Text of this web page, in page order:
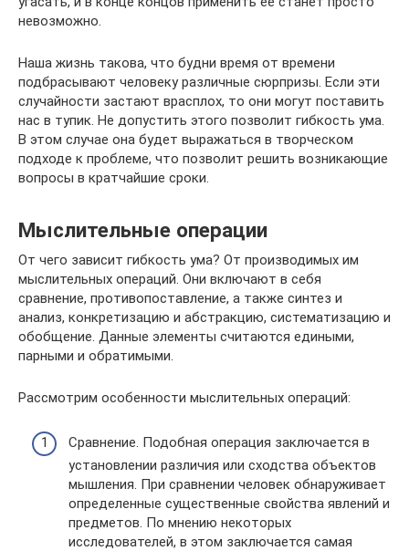
невозможно.
Наша жизнь такова, что будни время от времени
подбрасывают человеку различные сюрпризы. Если эти
случайности застают врасплох, то они могут поставить
нас в тупик. Не допустить этого позволит гибкость ума.
В этом случае она будет выражаться в творческом
подходе к проблеме, что позволит решить возникающие
вопросы в кратчайшие сроки.
Мыслительные операции
От чего зависит гибкость ума? От производимых им
мыслительных операций. Они включают в себя
сравнение, противопоставление, а также синтез и
анализ, конкретизацию и абстракцию, систематизацию и
обобщение. Данные элементы считаются едиными,
парными и обратимыми.
Рассмотрим особенности мыслительных операций:
Сравнение. Подобная операция заключается в
установлении различия или сходства объектов
мышления. При сравнении человек обнаруживает
определенные существенные свойства явлений и
предметов. По мнению некоторых
исследователей, в этом заключается самая